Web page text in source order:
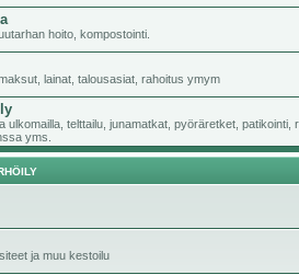
hoito, kompostointi.
lainat, talousasiat, rahoitus ymym
ulkomailla, telttailu, junamatkat, pyöräretket, patikointi,
yms.
ja muu kestoilu